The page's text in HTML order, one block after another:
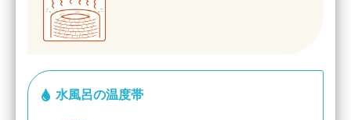
水風呂の温度帯